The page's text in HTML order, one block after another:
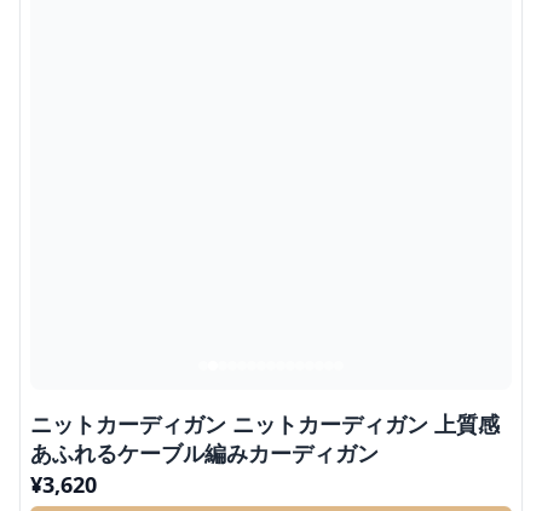
ニットカーディガン ニットカーディガン 上質感
あふれるケーブル編みカーディガン
¥3,620